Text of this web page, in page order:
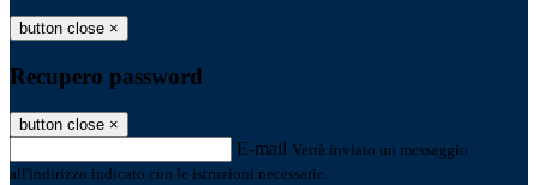
button close ×
Recupero password
button close ×
E-mail Verrà inviato un messaggio
all'indirizzo indicato con le istruzioni necessarie.